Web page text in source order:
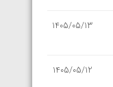
1405/05/13
1405/05/12